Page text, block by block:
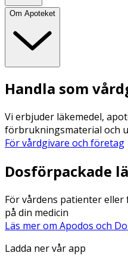
Om Apoteket
Handla som
Vi erbjuder läkemedel,
förbrukningsmaterial och
För vårdgivare och företag
Dosförpackade
För vårdens patienter
på din medicin
Läs mer om Apodos och
Ladda ner vår app